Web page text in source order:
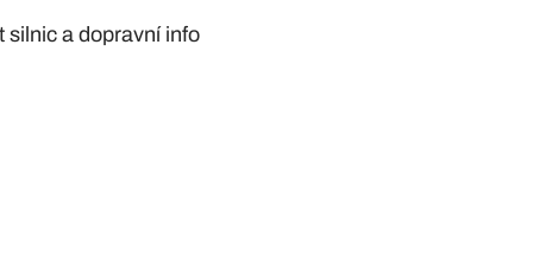
silnic a dopravní info